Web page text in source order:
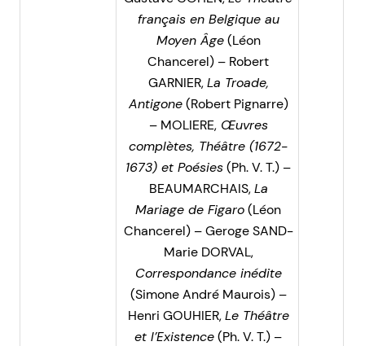
français en Belgique au
Moyen Âge(Léon
Chancerel) – Robert
GARNIER,La Troade,
Antigone(Robert Pignarre)
– MOLIERE,Œuvres
complètes, Théâtre (1672-
1673) et Poésies(Ph. V. T.) –
BEAUMARCHAIS,La
Mariage de Figaro(Léon
Chancerel) – Geroge SAND-
Marie DORVAL,
Correspondance inédite
(Simone André Maurois) –
Henri GOUHIER,Le Théâtre
et l’Existence(Ph. V. T.) –